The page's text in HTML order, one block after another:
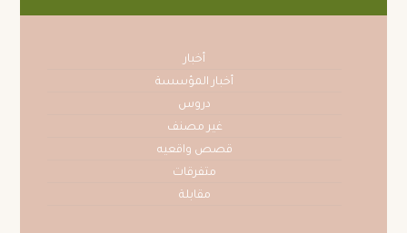
أخبار
أخبار المؤسسة
دروس
غير مصنف
قصص واقعيه
متفرقات
مقابلة